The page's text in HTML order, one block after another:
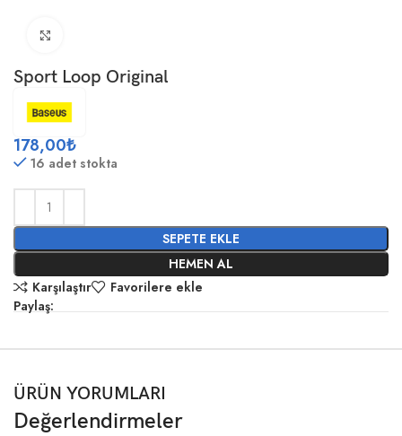
Sport Loop Original
178,00₺
16 adet stokta
SEPETE EKLE
HEMEN AL
Karşılaştır
Favorilere ekle
Paylaş:
ÜRÜN YORUMLARI
Değerlendirmeler